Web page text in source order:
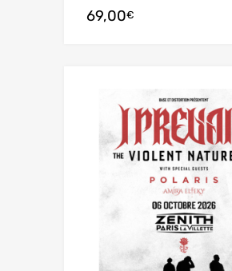
Choix des options69,00€